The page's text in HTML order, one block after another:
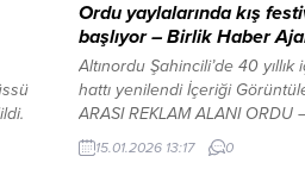
Ordu yaylalarında kış
başlıyor – Birlik Haber
Altınordu Şahincili’de 40 yıllık
hattı yenilendi İçeriği
ARASI REKLAM ALANI ORDU
Ordu’da kış mevsiminin
yaşanması amacıyla geçtiğimiz
15.01.2026 13:17 0